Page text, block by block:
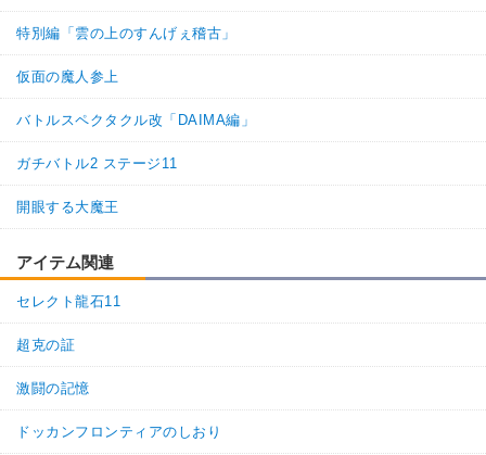
特別編「雲の上のすんげぇ稽古」
仮面の魔人参上
バトルスペクタクル改「DAIMA編」
ガチバトル2 ステージ11
開眼する大魔王
アイテム関連
セレクト龍石11
超克の証
激闘の記憶
ドッカンフロンティアのしおり